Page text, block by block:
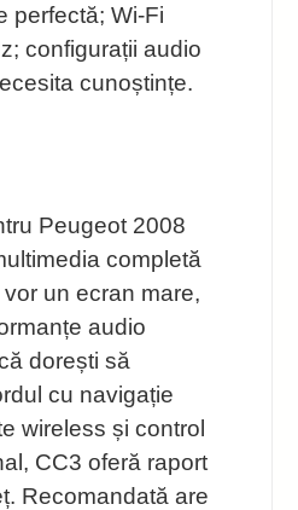
perfectă; Wi‑Fi
configurații audio
cunoștințe.
Peugeot 2008
completă
un ecran mare,
audio
dorești să
cu navigație
wireless și control
CC3 oferă raport
Recomandată are